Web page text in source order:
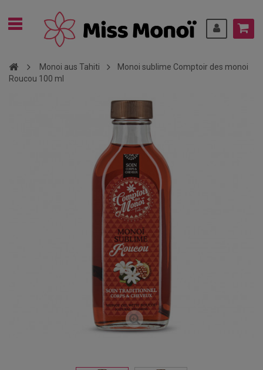
Monoi aus Tahiti
Monoi sublime Comptoir des monoi
Roucou 100 ml